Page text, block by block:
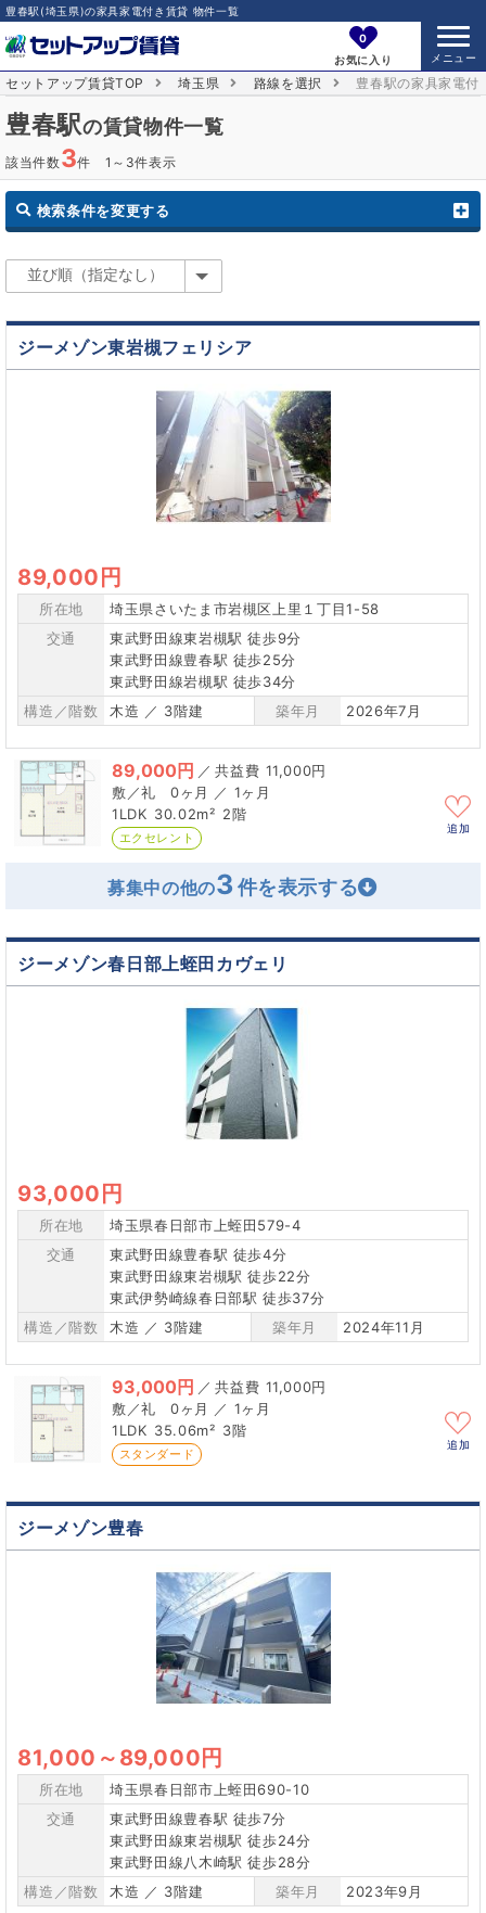
豊春駅(埼玉県)の家具家電付き賃貸 物件一覧
0
お気に入り
セットアップ賃貸TOP 埼玉県 路線を選択 豊春駅の家具家電付
豊春駅の賃貸物件一覧
該当件数3件 1～3件表示
検索条件を変更する
ジーメゾン東岩槻フェリシア
89,000円
所在地
埼玉県さいたま市岩槻区上里１丁目1-58
交通
東武野田線東岩槻駅 徒歩9分
東武野田線豊春駅 徒歩25分
東武野田線岩槻駅 徒歩34分
構造／階数
木造 ／ 3階建 築年月 2026年7月
89,000円 ／
11,000円
0ヶ月 ／ 1ヶ月
1LDK 30.02m² 2階
エクセレント
追加
募集中の他の3
ジーメゾン春日部上蛭田カヴェリ
93,000円
所在地
埼玉県春日部市上蛭田579-4
交通
東武野田線豊春駅 徒歩4分
東武野田線東岩槻駅 徒歩22分
東武伊勢崎線春日部駅 徒歩37分
構造／階数
木造 ／ 3階建 築年月 2024年11月
93,000円 ／
11,000円
0ヶ月 ／ 1ヶ月
1LDK 35.06m² 3階
スタンダード
追加
ジーメゾン豊春
81,000 ～ 89,000円
所在地
埼玉県春日部市上蛭田690-10
交通
東武野田線豊春駅 徒歩7分
東武野田線東岩槻駅 徒歩24分
東武野田線八木崎駅 徒歩28分
構造／階数
木造 ／ 3階建 築年月 2023年9月